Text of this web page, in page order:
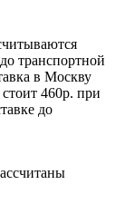
транспортной
в Москву
460р. при
до